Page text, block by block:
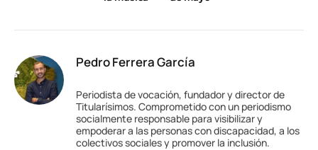
Pedro Ferrera García
Periodista de vocación, fundador y director de
Titularísimos. Comprometido con un periodismo
socialmente responsable para visibilizar y
empoderar a las personas con discapacidad, a los
colectivos sociales y promover la inclusión.